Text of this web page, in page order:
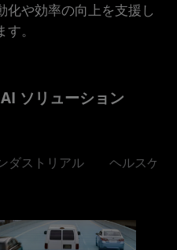
化や効率の向上を支援し
。
ソリューション
ダストリアル ヘルスケア